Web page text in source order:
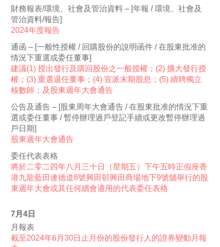
財務報表/環境、社會及管治資料 – [年報 / 環境、社會及
管治資料/報告]
2024年度報告
通函 – [一般性授權 / 回購股份的說明函件 / 在股東批准的
情況下重選或委任董事]
建議(1) 授出發行及購回股份之一般授權；(2) 擴大發行授
權；(3) 重選退任董事；(4) 宣派末期股息；(5) 續聘獨立
核數師；及股東週年大會通告
公告及通告 – [股東周年大會通告 / 在股東批准的情況下重
選或委任董事 / 暫停辦理過戶登記手續或更改暫停辦理過
戶日期]
股東週年大會通告
委任代表表格
將於二零二四年八月三十日（星期五）下午五時正假座香
港九龍藍田連德道8號興田邨興田商場地下9號舖舉行的股
東週年大會或其任何續會適用的代表委任表格
7月4日
月報表
截至2024年6月30日止月份的股份發行人的證券變動月報